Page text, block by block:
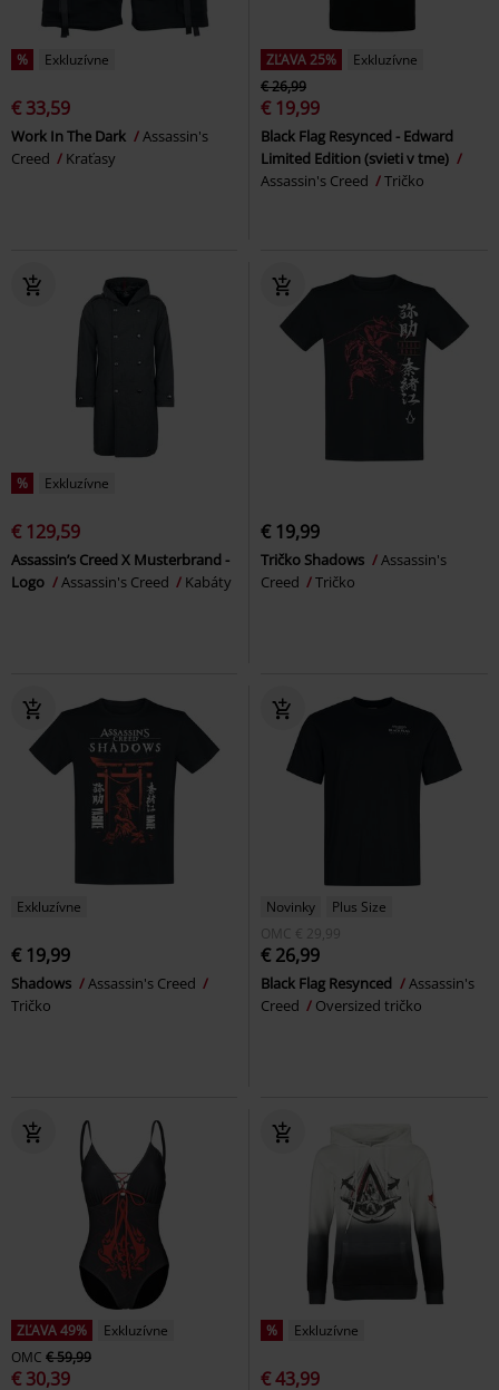
% Exkluzívne
€ 33,59
Work In The Dark
Assassin's
Creed
Kraťasy
ZĽAVA 25%
Exkluzívne
€ 26,99
€ 19,99
Black Flag Resynced - Edward
Limited Edition (svieti v tme)
Assassin's Creed
Tričko
% Exkluzívne
€ 129,59
Assassin’s Creed X Musterbrand -
Logo
Assassin's Creed Kabáty
€ 19,99
Tričko Shadows
Assassin's
Creed
Tričko
Exkluzívne
€ 19,99
Shadows
Assassin's Creed
Tričko
Novinky
Plus Size
OMC € 29,99
€ 26,99
Black Flag Resynced
Assassin's
Creed
Oversized tričko
ZĽAVA 49%
Exkluzívne
OMC € 59,99
€ 30,39
% Exkluzívne
€ 43,99